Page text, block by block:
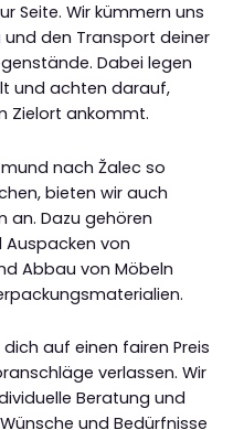
Seite. Wir kümmern uns
den Transport deiner
Dabei legen
und achten darauf,
Zielort ankommt.
nach Žalec so
bieten wir auch
an. Dazu gehören
Auspacken von
Abbau von Möbeln
auf einen fairen Preis
verlassen. Wir
Beratung und
und Bedürfnisse